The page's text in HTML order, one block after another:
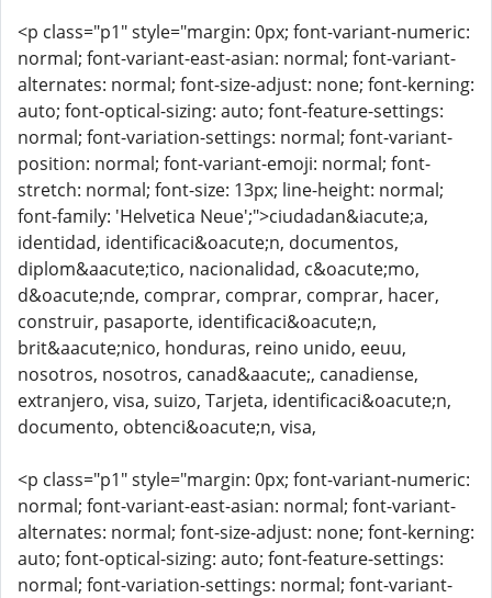
<p class="p1" style="margin: 0px; font-variant-numeric:
normal; font-variant-east-asian: normal; font-variant-
alternates: normal; font-size-adjust: none; font-kerning:
auto; font-optical-sizing: auto; font-feature-settings:
normal; font-variation-settings: normal; font-variant-
position: normal; font-variant-emoji: normal; font-
stretch: normal; font-size: 13px; line-height: normal;
font-family: 'Helvetica Neue';">ciudadan&iacute;a,
identidad, identificaci&oacute;n, documentos,
diplom&aacute;tico, nacionalidad, c&oacute;mo,
d&oacute;nde, comprar, comprar, comprar, hacer,
construir, pasaporte, identificaci&oacute;n,
brit&aacute;nico, honduras, reino unido, eeuu,
nosotros, nosotros, canad&aacute;, canadiense,
extranjero, visa, suizo, Tarjeta, identificaci&oacute;n,
documento, obtenci&oacute;n, visa,
<p class="p1" style="margin: 0px; font-variant-numeric:
normal; font-variant-east-asian: normal; font-variant-
alternates: normal; font-size-adjust: none; font-kerning:
auto; font-optical-sizing: auto; font-feature-settings:
normal; font-variation-settings: normal; font-variant-